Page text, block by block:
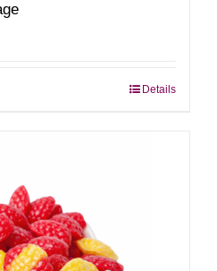
Details